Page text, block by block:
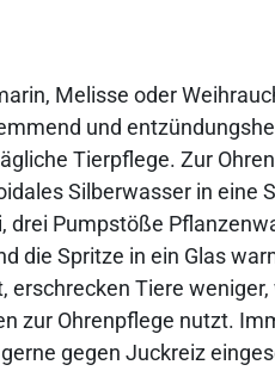
Melisse oder
und
Tierpflege. Zur
Silberwasser in eine
drei Pumpstöße
die Spritze in ein Glas
erschrecken Tiere
zur Ohrenpflege nutzt.
gegen Juckreiz